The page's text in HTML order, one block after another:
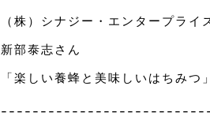
（株）シナジー・エンタープライ
新部泰志さん
「楽しい養蜂と美味しいはちみつ」